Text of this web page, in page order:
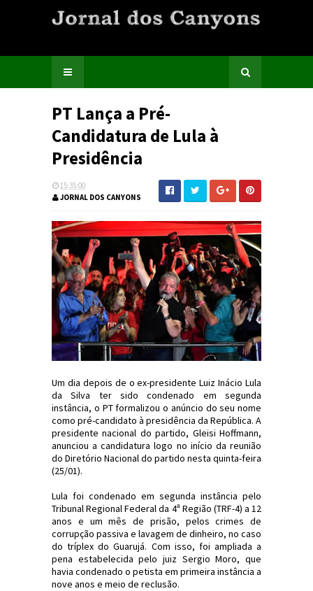
PT Lança a Pré-
Candidatura de Lula à
Presidência
15:35:00
JORNAL DOS CANYONS
Um dia depois de o ex-presidente Luiz Inácio Lula
da Silva ter sido condenado em segunda
instância, o PT formalizou o anúncio do seu nome
como pré-candidato à presidência da República. A
presidente nacional do partido, Gleisi Hoffmann,
anunciou a candidatura logo no início da reunião
do Diretório Nacional do partido nesta quinta-feira
(25/01).
Lula foi condenado em segunda instância pelo
Tribunal Regional Federal da 4ª Região (TRF-4) a 12
anos e um mês de prisão, pelos crimes de
corrupção passiva e lavagem de dinheiro, no caso
do tríplex do Guarujá. Com isso, foi ampliada a
pena estabelecida pelo juiz Sergio Moro, que
havia condenado o petista em primeira instância a
nove anos e meio de reclusão.